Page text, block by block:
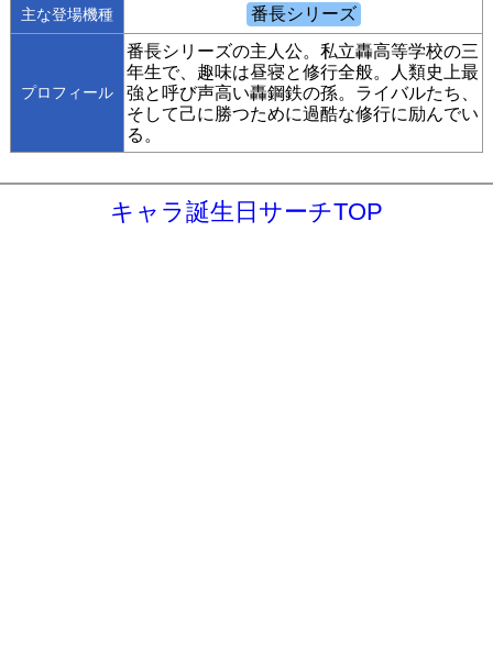
主な登場機種
プロフィール
番長シリーズの主人公。私立轟高等学校の三
年生で、趣味は昼寝と修行全般。人類史上最
強と呼び声高い轟鋼鉄の孫。ライバルたち、
そして己に勝つために過酷な修行に励んでい
る。
キャラ誕生日サーチTOP